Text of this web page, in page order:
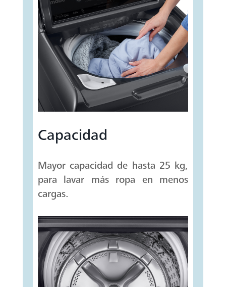
Capacidad
Mayor capacidad de hasta 25 kg,
para lavar más ropa en menos
cargas.